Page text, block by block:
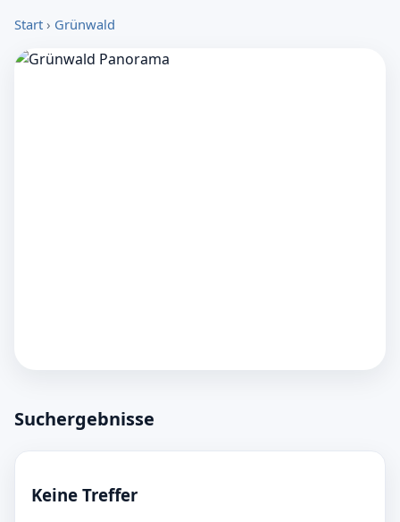
Start › Grünwald
Grundreinigung in Grünwald
geprüft
Suchergebnisse
Keine Treffer